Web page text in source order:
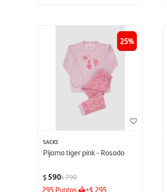
25
SACKS
Pijama tiger pink - Rosado
$ 590$790
295 Puntos +$ 295